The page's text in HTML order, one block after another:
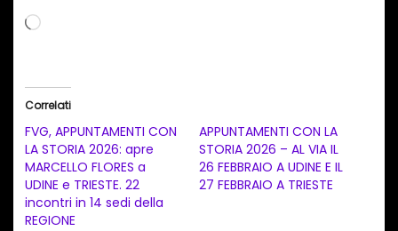
C
a
m
e
n
Correlati
FVG, APPUNTAMENTI CON
LA STORIA 2026: apre
MARCELLO FLORES a
UDINE e TRIESTE. 22
incontri in 14 sedi della
REGIONE
APPUNTAMENTI CON LA
STORIA 2026 – AL VIA IL
26 FEBBRAIO A UDINE E IL
27 FEBBRAIO A TRIESTE